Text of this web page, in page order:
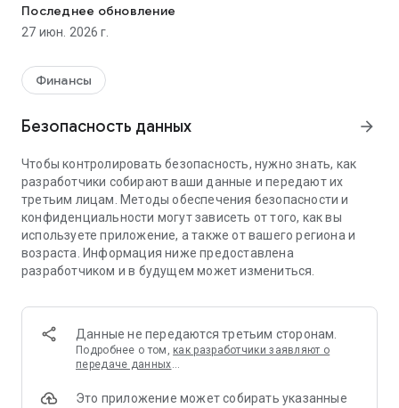
● Множество методов ввода и вывода: через крипту,
● Мгновенные транзакции без задержек
и токенизированными активами.
Обменивайте Bitcoin (BTC), Ethereum (ETH), XRP (XRP),
BNB (BNB), USDTC, Solana (SOL), TRON (TRX), Dogecoin
(DOGE), Hyperliquid (HYPE), Cardano (ADA), а также
токенизированные акции, включая AAPLX (Apple xStocks),
TSLAX (Tesla xStock), NVDAX (NVIDIA xStock) , – и многое
УПРАВЛЕНИЕ СЧЕТАМИ
● Поддержка нескольких счетов: кошелек, спот, маржин,
● Формирование выписок и отчетов по счету и движению
Последнее обновление
27 июн. 2026 г.
Финансы
Безопасность данных arrow_forward
Чтобы контролировать безопасность, нужно знать, как
разработчики собирают ваши данные и передают их
третьим лицам. Методы обеспечения безопасности и
конфиденциальности могут зависеть от того, как вы
используете приложение, а также от вашего региона и
возраста. Информация ниже предоставлена
разработчиком и в будущем может измениться.
Данные не передаются третьим сторонам.
Подробнее о том, как разработчики заявляют о
передаче данных…
Это приложение может собирать указанные